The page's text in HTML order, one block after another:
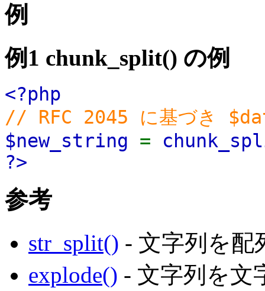
例
例1 chunk_split() の例
<?php
// RFC 2045 に基づき
$new_string =
?>
参考
str_split() - 文字列を配
explode() - 文字列を文